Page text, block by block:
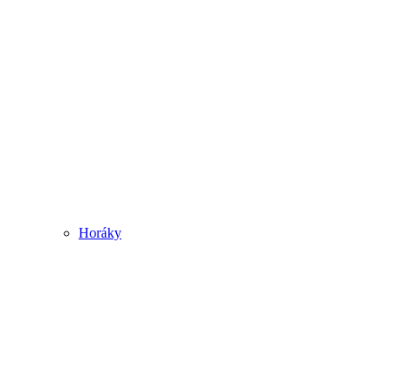
Horáky